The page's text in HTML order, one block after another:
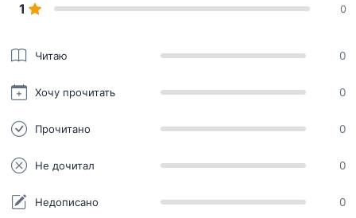
1 0
Читаю 0
Хочу прочитать 0
Прочитано 0
Не дочитал 0
Недописано 0